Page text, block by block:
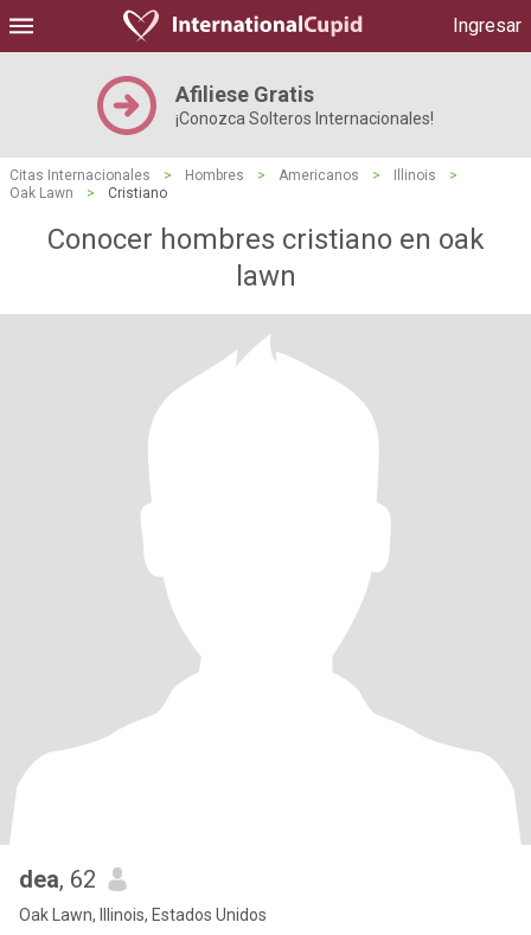
Ingresar
Afiliese Gratis
¡Conozca Solteros Internacionales!
Citas Internacionales > Hombres > Americanos > Illinois
>
Oak Lawn
> Cristiano
Conocer hombres cristiano en oak
lawn
dea, 62
Oak Lawn, Illinois, Estados Unidos